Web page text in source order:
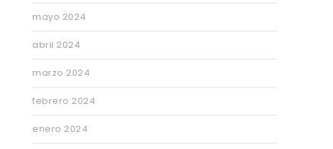
mayo 2024
abril 2024
marzo 2024
febrero 2024
enero 2024